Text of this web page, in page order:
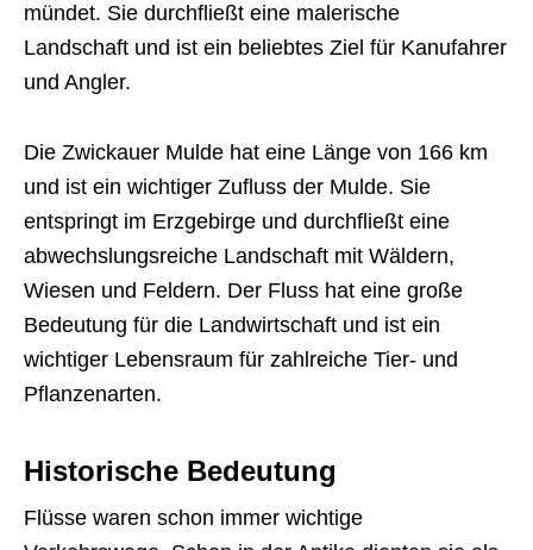
mündet. Sie durchfließt eine malerische
Landschaft und ist ein beliebtes Ziel für Kanufahrer
und Angler.
Die Zwickauer Mulde hat eine Länge von 166 km
und ist ein wichtiger Zufluss der Mulde. Sie
entspringt im Erzgebirge und durchfließt eine
abwechslungsreiche Landschaft mit Wäldern,
Wiesen und Feldern. Der Fluss hat eine große
Bedeutung für die Landwirtschaft und ist ein
wichtiger Lebensraum für zahlreiche Tier- und
Pflanzenarten.
Historische Bedeutung
Flüsse waren schon immer wichtige